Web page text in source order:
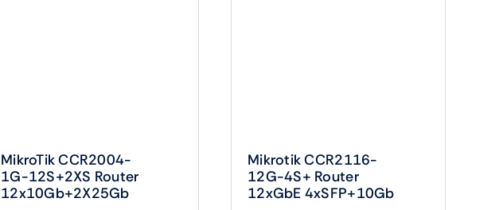
MikroTik CCR2004-
1G-12S+2XS Router
12x10Gb+2X25Gb
Mikrotik CCR2116-
12G-4S+ Router
12xGbE 4xSFP+10Gb